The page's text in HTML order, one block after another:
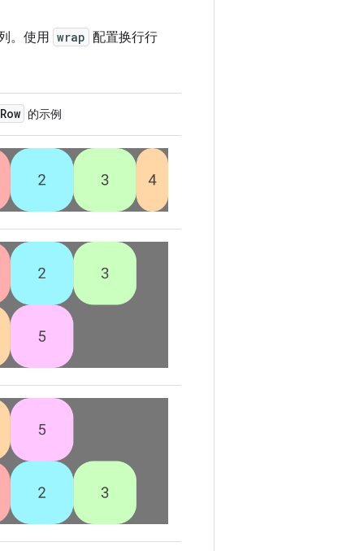
。使用 wrap 配置换行行
Row 的示例